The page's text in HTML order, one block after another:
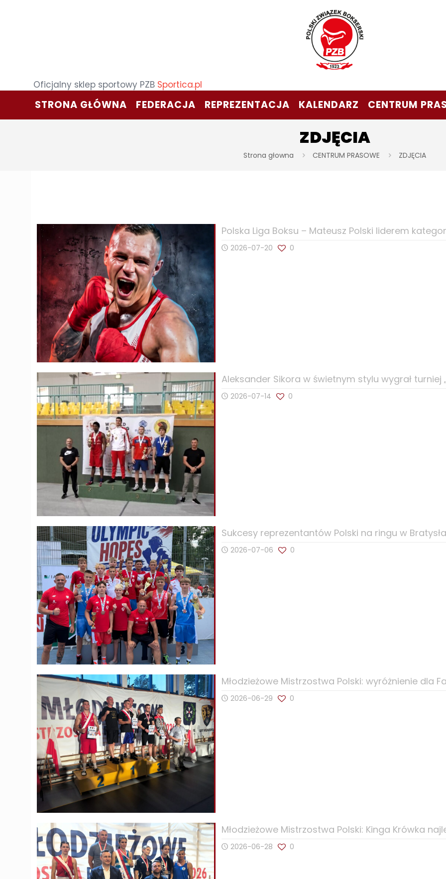
Oficjalny sklep sportowy PZB Sportica.pl
STRONA GŁÓWNA FEDERACJA REPREZENTACJA KALENDARZ CENTRUM
ZDJĘCIA
Strona głowna CENTRUM PRASOWE ZDJĘCIA
Polska Liga Boksu – Mateusz Polski liderem
2026-07-20 0
Aleksander Sikora w świetnym stylu wygrał turniej
2026-07-14 0
Sukcesy reprezentantów Polski na ringu w
2026-07-06 0
Młodzieżowe Mistrzostwa Polski: wyróżnienie dla
2026-06-29 0
Młodzieżowe Mistrzostwa Polski: Kinga Krówka
2026-06-28 0